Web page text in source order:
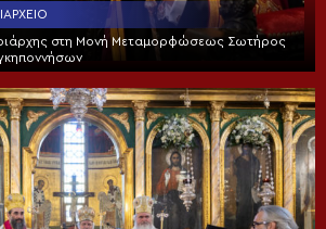
στη Μονή Μεταμορφώσεως Σωτήρος